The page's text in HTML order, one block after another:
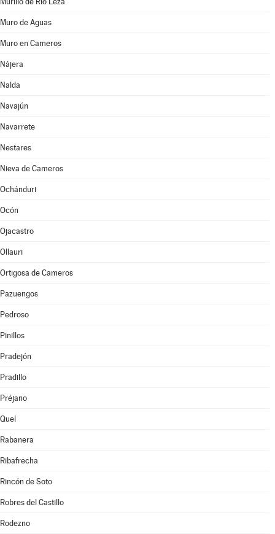
Muro de Aguas
Muro en Cameros
Nájera
Nalda
Navajún
Navarrete
Nestares
Nieva de Cameros
Ochánduri
Ocón
Ojacastro
Ollauri
Ortigosa de Cameros
Pazuengos
Pedroso
Pinillos
Pradejón
Pradillo
Préjano
Quel
Rabanera
Ribafrecha
Rincón de Soto
Robres del Castillo
Rodezno